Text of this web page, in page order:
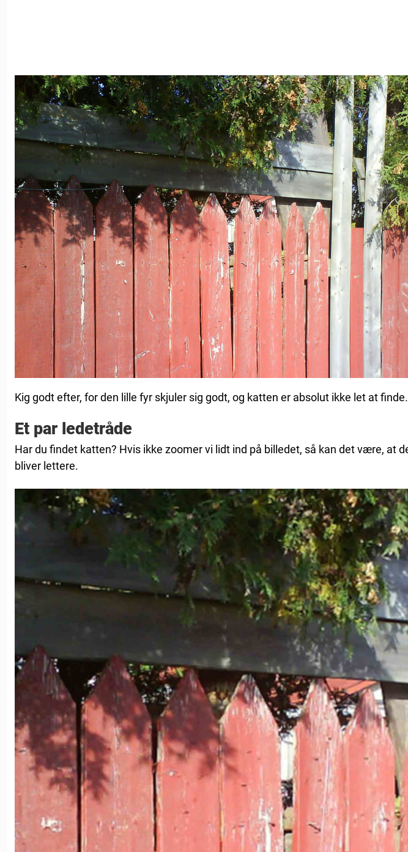
Kig godt efter, for den lille fyr skjuler sig godt, og katten er absolut ikke let at finde.
Et par ledetråde
Har du findet katten? Hvis ikke zoomer vi lidt ind på billedet, så kan det være, at
bliver lettere.